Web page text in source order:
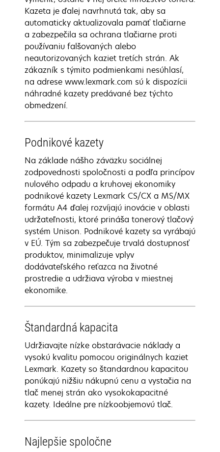
Kazeta je ďalej navrhnutá tak, aby sa
automaticky aktualizovala pamäť tlačiarne
a zabezpečila sa ochrana tlačiarne proti
používaniu falšovaných alebo
neautorizovaných kaziet tretích strán. Ak
zákazník s týmito podmienkami nesúhlasí,
na adrese www.lexmark.com sú k dispozícii
náhradné kazety predávané bez týchto
obmedzení.
Podnikové kazety
Na základe nášho záväzku sociálnej
zodpovednosti spoločnosti a podľa princípov
nulového odpadu a kruhovej ekonomiky
podnikové kazety Lexmark CS/CX a MS/MX
formátu A4 ďalej rozvíjajú inovácie v oblasti
udržateľnosti, ktoré prináša tonerový tlačový
systém Unison. Podnikové kazety sa vyrábajú
v EÚ. Tým sa zabezpečuje trvalá dostupnosť
produktov, minimalizuje vplyv
dodávateľského reťazca na životné
prostredie a udržiava výroba v miestnej
ekonomike.
Štandardná kapacita
Udržiavajte nízke obstarávacie náklady a
vysokú kvalitu pomocou originálnych kaziet
Lexmark. Kazety so štandardnou kapacitou
ponúkajú nižšiu nákupnú cenu a vystačia na
tlač menej strán ako vysokokapacitné
kazety. Ideálne pre nízkoobjemovú tlač.
Najlepšie spoločne